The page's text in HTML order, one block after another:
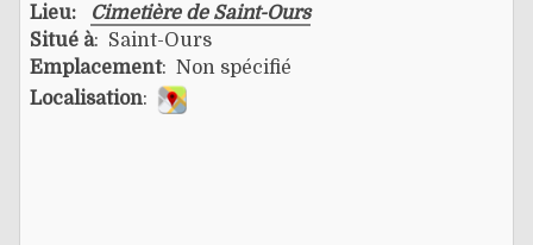
Lieu:
Cimetière de Saint-Ours
Situé à: Saint-Ours
Emplacement: Non spécifié
Localisation: